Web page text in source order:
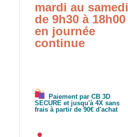
mardi au samedi
de 9h30 à 18h00
en journée
continue
Paiement par CB 3D
SECURE et jusqu'à 4X sans
frais à partir de 90€ d'achat